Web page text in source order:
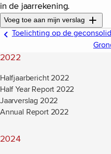
in de jaarrekening.
Voeg toe aan mijn verslag
Toelichting op de
2022
Halfjaarbericht 2022
Half Year Report 2022
Jaarverslag 2022
Annual Report 2022
2024